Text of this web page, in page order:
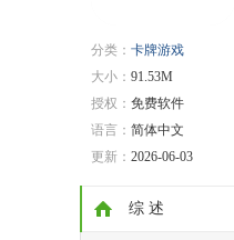
分类： 卡牌游戏
大小： 91.53M
授权： 免费软件
语言： 简体中文
更新： 2026-06-03
综 述